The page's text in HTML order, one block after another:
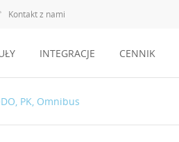
Kontakt z nami
INTEGRACJE CENNIK
PK, Omnibus